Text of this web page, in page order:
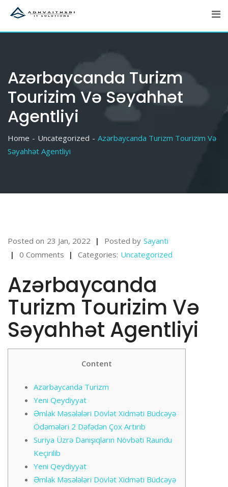
content
Azərbaycanda Turizm
Tourizim Və Səyahhət
Agentliyi
Home Uncategorized
Azərbaycanda Turizm Tourizim Və
Səyahhət Agentliyi
Posted on 23 Jan, 2022 Posted by Sayanti
0 Comments
Categories: Uncategorized
Azərbaycanda
Turizm Tourizim Və
Səyahhət Agentliyi
Content
Azərbaycanda Turizm
Yeni Qeydiyyat
Əmlak Məsələləri Dövlət Xidməti Büdcəyə
Ödəmələri 2 Dəfədən Çox Artırıb
Suriya Üzrə Danışıqların Növbəti Raundu
Keçirilib
Yeni Qeydiyyat
Əmlak Məsələləri Dövlət Xidməti Büdcəyə